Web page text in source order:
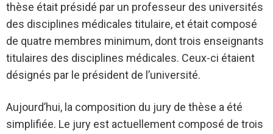
thèse était présidé par un professeur des universités
des disciplines médicales titulaire, et était composé
de quatre membres minimum, dont trois enseignants
titulaires des disciplines médicales. Ceux-ci étaient
désignés par le président de l’université.
Aujourd’hui, la composition du jury de thèse a été
simplifiée. Le jury est actuellement composé de trois